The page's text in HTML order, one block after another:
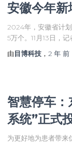
安徽今年
2024年，安徽省计
5万个。11月13日，
由目博科技 ， 2 年 前
智慧停车：
系统”正式
为更好地为患者带来